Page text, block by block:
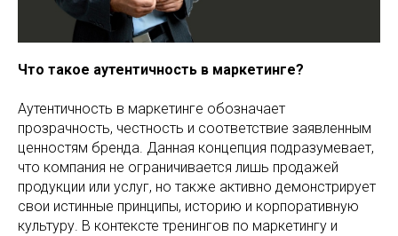
Что такое аутентичность в маркетинге?
Аутентичность в маркетинге обозначает
прозрачность, честность и соответствие заявленным
ценностям бренда. Данная концепция подразумевает,
что компания не ограничивается лишь продажей
продукции или услуг, но также активно демонстрирует
свои истинные принципы, историю и корпоративную
культуру. В контексте тренингов по маркетингу и